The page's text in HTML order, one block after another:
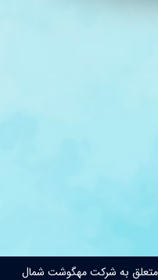
به شرکت مهگوشت شمال